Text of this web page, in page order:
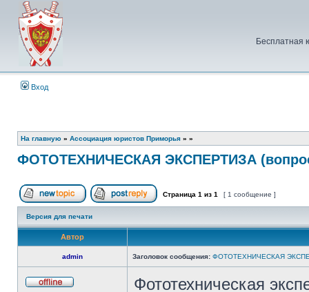
Бесплатная
Вход
На главную » Ассоциация юристов Приморья » »
ФОТОТЕХНИЧЕСКАЯ ЭКСПЕРТИЗА
Начать новую тему Ответить на тему
Страница 1 из 1 [ 1 сообщение ]
Версия для печати
Автор
admin Заголовок сообщения: ФОТОТЕХНИЧЕСКАЯ
Фототехническая